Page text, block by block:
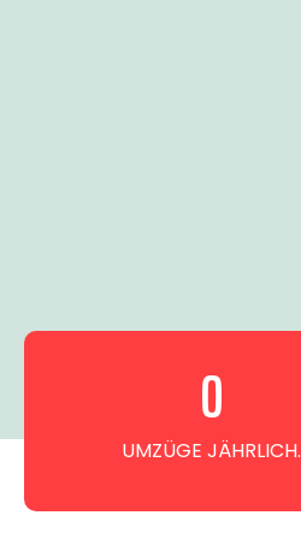
UMZÜGE JÄHRLICH.
0